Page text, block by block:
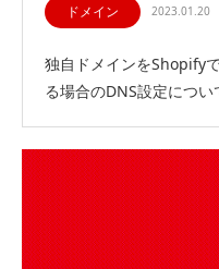
ドメイン 2023.01.20
独自ドメインをShopify
る場合のDNS設定につい